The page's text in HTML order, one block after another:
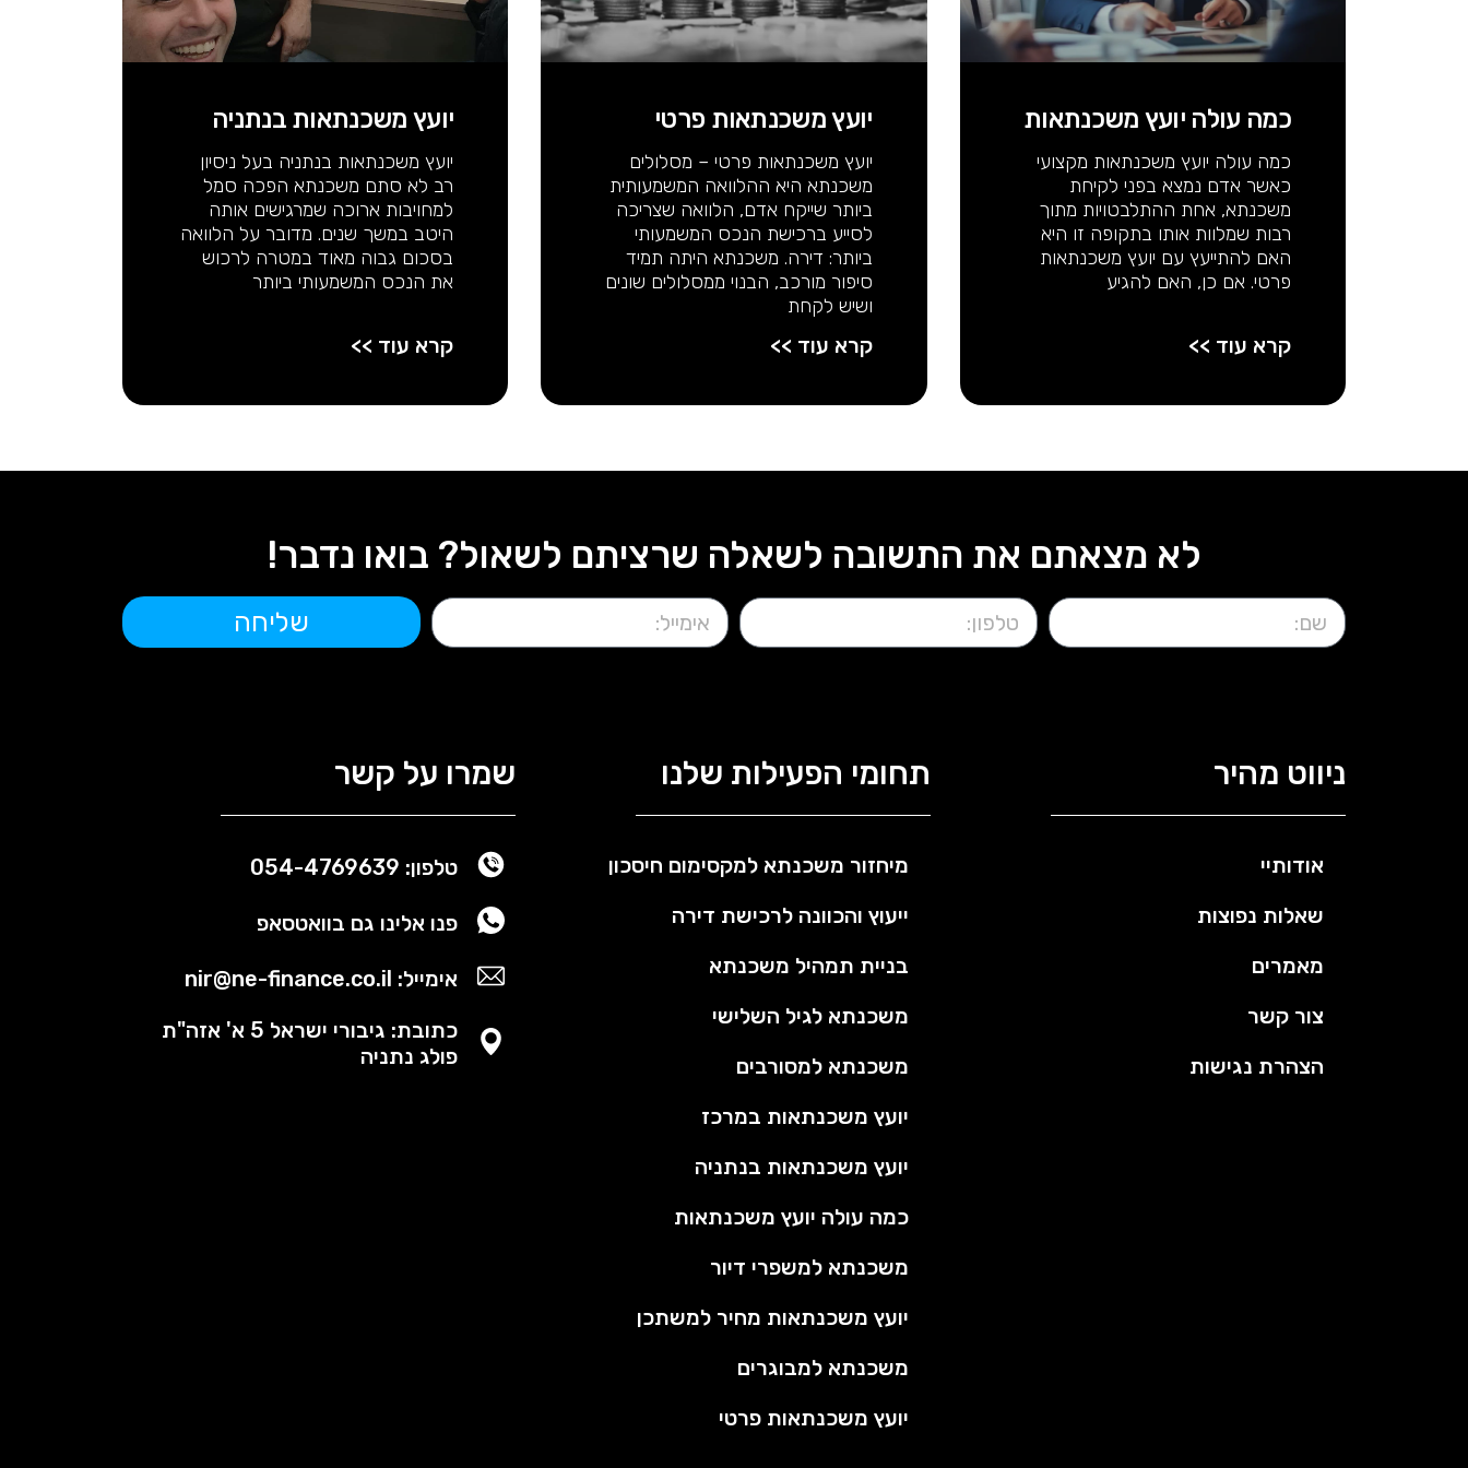
כמה עולה יועץ משכנתאות
כמה עולה יועץ משכנתאות מקצועי
כאשר אדם נמצא בפני לקיחת
משכנתא, אחת ההתלבטויות מתוך
רבות שמלוות אותו בתקופה זו היא
האם להתייעץ עם יועץ משכנתאות
פרטי. אם כן, האם להגיע
קרא עוד >>
יועץ משכנתאות פרטי
יועץ משכנתאות פרטי – מסלולים
משכנתא היא ההלוואה המשמעותית
ביותר שייקח אדם, הלוואה שצריכה
לסייע ברכישת הנכס המשמעותי
ביותר: דירה. משכנתא היתה תמיד
סיפור מורכב, הבנוי ממסלולים שונים
ושיש לקחת
קרא עוד >>
יועץ משכנתאות בנתניה
יועץ משכנתאות בנתניה בעל ניסיון
רב לא סתם משכנתא הפכה סמל
למחויבות ארוכה שמרגישים אותה
היטב במשך שנים. מדובר על הלוואה
בסכום גבוה מאוד במטרה לרכוש
את הנכס המשמעותי ביותר
קרא עוד >>
לא מצאתם את התשובה לשאלה שרציתם לשאול? בואו נדבר!
שליחה
ניווט מהיר
אודותיי
שאלות נפוצות
מאמרים
צור קשר
הצהרת נגישות
תחומי הפעילות שלנו
מיחזור משכנתא למקסימום חיסכון
ייעוץ והכוונה לרכישת דירה
בניית תמהיל משכנתא
משכנתא לגיל השלישי
משכנתא למסורבים
יועץ משכנתאות במרכז
יועץ משכנתאות בנתניה
כמה עולה יועץ משכנתאות
משכנתא למשפרי דיור
יועץ משכנתאות מחיר למשתכן
משכנתא למבוגרים
יועץ משכנתאות פרטי
שמרו על קשר
טלפון: 054-4769639
פנו אלינו גם בוואטסאפ
אימייל: nir@ne-finance.co.il
כתובת: גיבורי ישראל 5 א' אזה"ת
פולג נתניה